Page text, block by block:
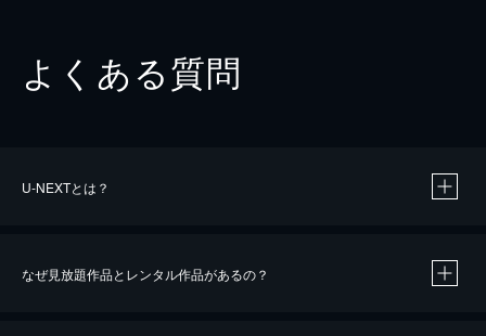
よくある質問
U-NEXTとは？
なぜ見放題作品とレンタル作品があるの？